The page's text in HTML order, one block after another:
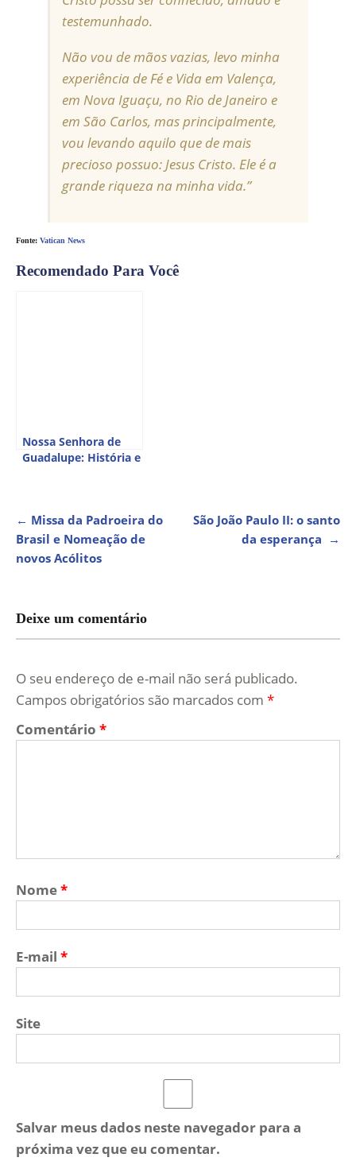
testemunhado.
Não vou de mãos vazias, levo minha
experiência de Fé e Vida em Valença,
em Nova Iguaçu, no Rio de Janeiro e
em São Carlos, mas principalmente,
vou levando aquilo que de mais
precioso possuo: Jesus Cristo. Ele é a
grande riqueza na minha vida.”
Fonte: Vatican News
Recomendado Para Você
Nossa Senhora de
Guadalupe: História e
NAVEGAÇÃO
DE
← Missa da Padroeira do
Brasil e Nomeação de
novos Acólitos
São João Paulo II: o santo
da esperança →
Deixe um comentário
O seu endereço de e-mail não será publicado.
Campos obrigatórios são marcados com *
Comentário *
Nome*
E-mail *
Site
Salvar meus dados neste navegador para a
próxima vez que eu comentar.